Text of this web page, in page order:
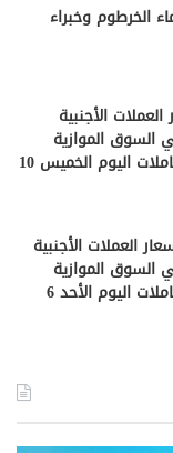
الخرطوم وخبراء
الأجنبية
السوق الموازية
والبنوك السودانية في تعاملات اليوم الخميس 10
العملات الأجنبية
السوق الموازية
والبنوك السودانية في تعاملات اليوم الأحد 6